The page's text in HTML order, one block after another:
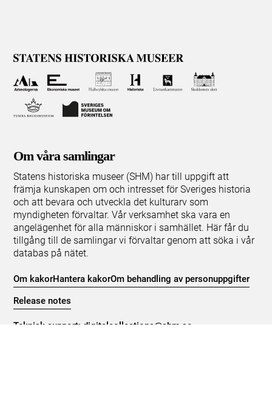
Om våra samlingar
Statens historiska museer (SHM) har till uppgift att
främja kunskapen om och intresset för Sveriges historia
och att bevara och utveckla det kulturarv som
myndigheten förvaltar. Vår verksamhet ska vara en
angelägenhet för alla människor i samhället. Här får du
tillgång till de samlingar vi förvaltar genom att söka i vår
databas på nätet.
Om kakorHantera kakorOm behandling av personuppgifter
Release notes
Teknisk support: digitalcollections@shm.se